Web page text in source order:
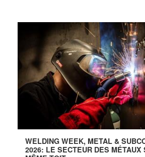
WELDING WEEK, METAL &
2026: LE SECTEUR DES MÉTAUX